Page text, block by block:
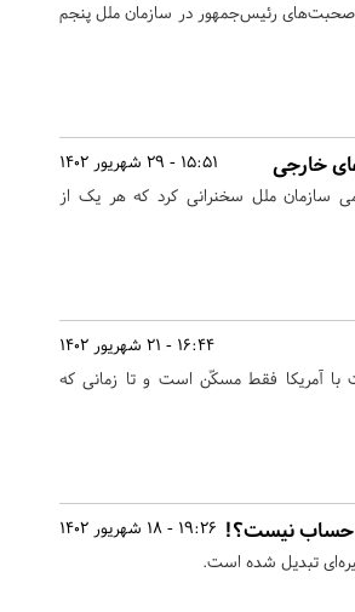
رئیس‌جمهور در سازمان ملل پنجم
15:51 - 29 شهریور 1402 خارجی
ملل سخنرانی کرد که هر یک از
16:44 - 21 شهریور 1402
با آمریکا فقط مسکّن است و تا زمانی که
19:26 - 18 شهریور 1402 حساب نیست؟!
تبدیل شده است.